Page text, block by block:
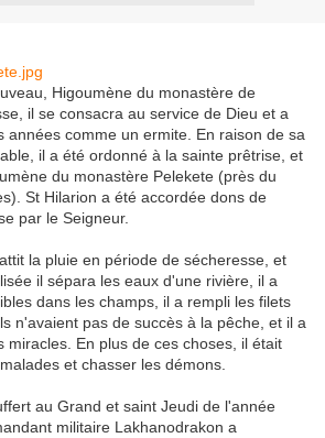
Higoumène du monastère de
il se consacra au service de Dieu et a
années comme un ermite En raison de sa
, il a été ordonné à la sainte prêtrise et
du monastère Pelekete (près du
) St Hilarion a été accordée dons de
par le Seigneur.
la pluie en période de sécheresse et
il sépara les eaux d'une rivière il a
dans les champs il a rempli les filets
n'avaient pas de succès à la pêche et il a
miracles En plus de ces choses il était
et chasser les démons
au Grand et saint Jeudi de l'année
militaire Lakhanodrakon a